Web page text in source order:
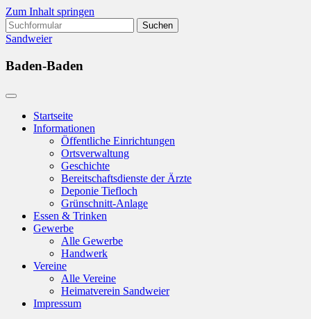
Zum Inhalt springen
Suchen
nach:
Sandweier
Baden-Baden
Startseite
Informationen
Öffentliche Einrichtungen
Ortsverwaltung
Geschichte
Bereitschaftsdienste der Ärzte
Deponie Tiefloch
Grünschnitt-Anlage
Essen & Trinken
Gewerbe
Alle Gewerbe
Handwerk
Vereine
Alle Vereine
Heimatverein Sandweier
Impressum